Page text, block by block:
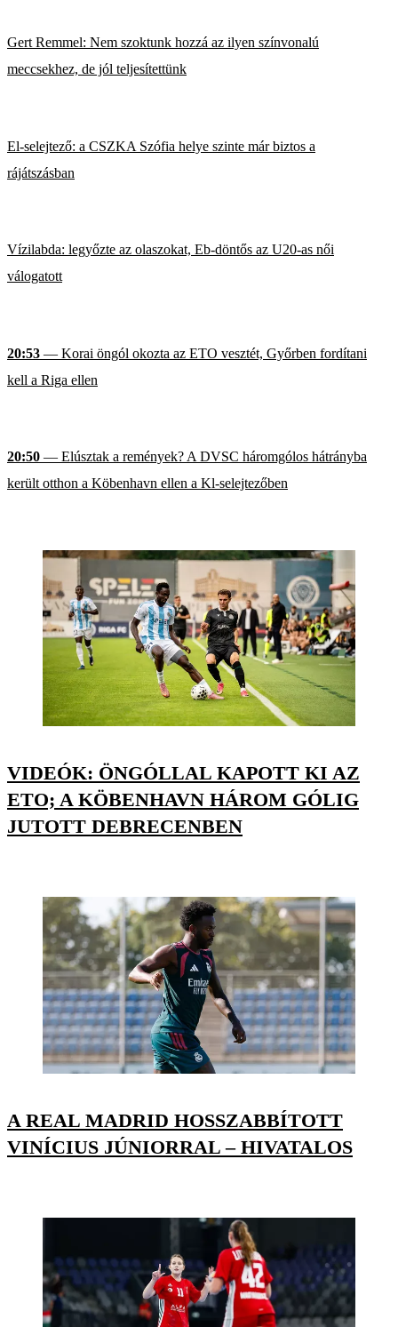
Gert Remmel: Nem szoktunk hozzá az ilyen színvonalú
meccsekhez, de jól teljesítettünk
El-selejtező: a CSZKA Szófia helye szinte már biztos a
rájátszásban
Vízilabda: legyőzte az olaszokat, Eb-döntős az U20-as női
válogatott
20:53 — Korai öngól okozta az ETO vesztét, Győrben fordítani
kell a Riga ellen
20:50 — Elúsztak a remények? A DVSC háromgólos hátrányba
került otthon a Köbenhavn ellen a Kl-selejtezőben
VIDEÓK: ÖNGÓLLAL KAPOTT KI AZ
ETO; A KÖBENHAVN HÁROM GÓLIG
JUTOTT DEBRECENBEN
A REAL MADRID HOSSZABBÍTOTT
VINÍCIUS JÚNIORRAL – HIVATALOS